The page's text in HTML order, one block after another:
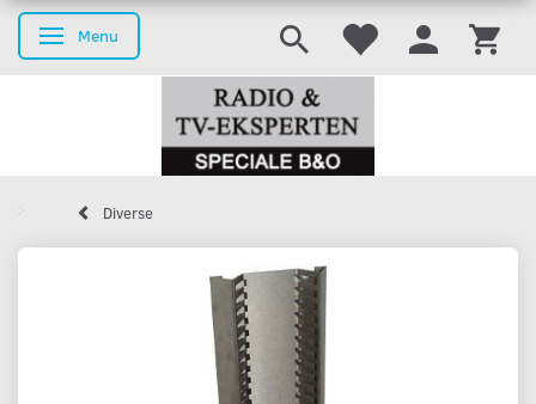
Skifte navigation
Menu
Diverse